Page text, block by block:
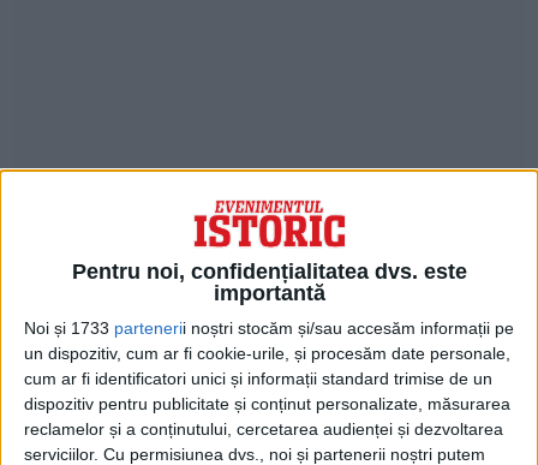
Pentru noi, confidențialitatea dvs. este
importantă
Noi și 1733 partenerii noștri stocăm și/sau accesăm informații pe
un dispozitiv, cum ar fi cookie-urile, și procesăm date personale,
cum ar fi identificatori unici și informații standard trimise de un
dispozitiv pentru publicitate și conținut personalizate, măsurarea
reclamelor și a conținutului, cercetarea audienței și dezvoltarea
serviciilor. Cu permisiunea dvs., noi și partenerii noștri putem
Bănuim că servitorii Reginei Victoria au
comandat mai multe perechi dintr-un
anumit stil și, datorită naturii lor delicate,
probabil că nu au fost purtați de prea
multe ori”.